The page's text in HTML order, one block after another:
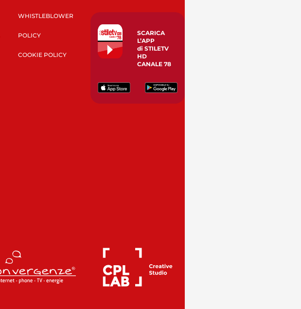
WHISTLEBLOWER
POLICY
COOKIE POLICY
SCARICA
L’APP
di STILETV
HD
CANALE 78